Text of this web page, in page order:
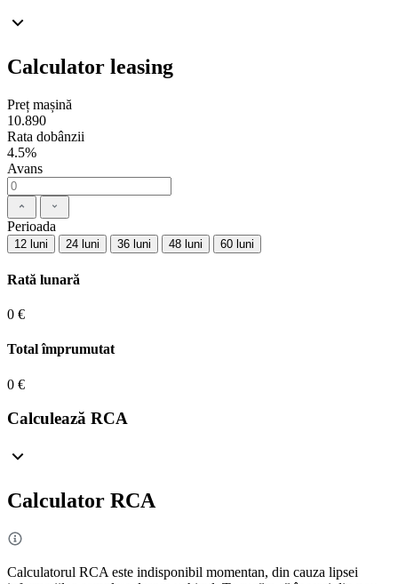
Calculator leasing
Preț mașină
10.890
Rata dobânzii
4.5%
Avans
Perioada
12 luni 24 luni 36 luni 48 luni 60 luni
Rată lunară
0 €
Total împrumutat
0 €
Calculează RCA
Calculator RCA
Calculatorul RCA este indisponibil momentan, din cauza lipsei